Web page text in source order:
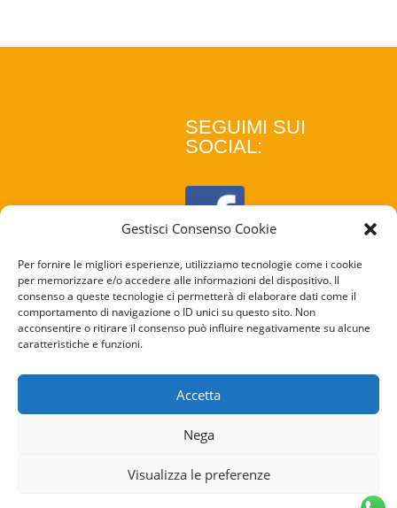
Gestisci Consenso Cookie
Per fornire le migliori esperienze, utilizziamo tecnologie come i cookie
per memorizzare e/o accedere alle informazioni del dispositivo. Il
consenso a queste tecnologie ci permetterà di elaborare dati come il
comportamento di navigazione o ID unici su questo sito. Non
acconsentire o ritirare il consenso può influire negativamente su alcune
caratteristiche e funzioni.
Accetta
Nega
Visualizza le preferenze
SEGUIMI SUI
SOCIAL:
COOKIE
POLICY
PRIVACY